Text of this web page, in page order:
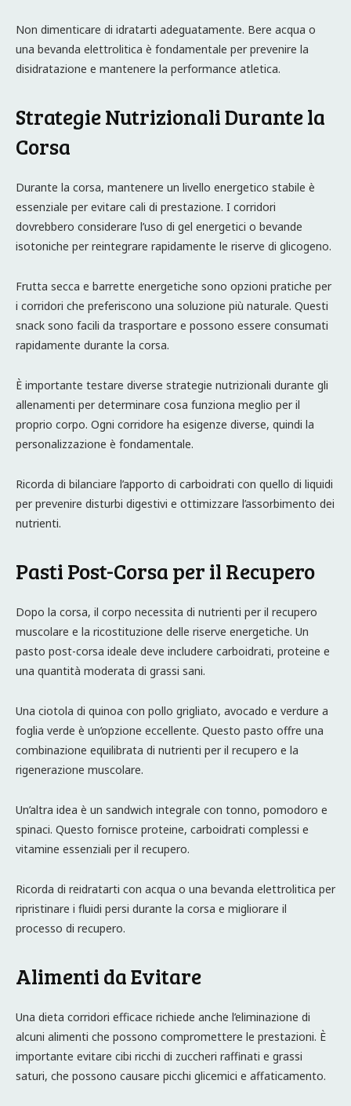
Non dimenticare di idratarti adeguatamente. Bere acqua o
una bevanda elettrolitica è fondamentale per prevenire la
disidratazione e mantenere la performance atletica.
Strategie Nutrizionali Durante la
Corsa
Durante la corsa, mantenere un livello energetico stabile è
essenziale per evitare cali di prestazione. I corridori
dovrebbero considerare l’uso di gel energetici o bevande
isotoniche per reintegrare rapidamente le riserve di glicogeno.
Frutta secca e barrette energetiche sono opzioni pratiche per
i corridori che preferiscono una soluzione più naturale. Questi
snack sono facili da trasportare e possono essere consumati
rapidamente durante la corsa.
È importante testare diverse strategie nutrizionali durante gli
allenamenti per determinare cosa funziona meglio per il
proprio corpo. Ogni corridore ha esigenze diverse, quindi la
personalizzazione è fondamentale.
Ricorda di bilanciare l’apporto di carboidrati con quello di liquidi
per prevenire disturbi digestivi e ottimizzare l’assorbimento dei
nutrienti.
Pasti Post-Corsa per il Recupero
Dopo la corsa, il corpo necessita di nutrienti per il recupero
muscolare e la ricostituzione delle riserve energetiche. Un
pasto post-corsa ideale deve includere carboidrati, proteine e
una quantità moderata di grassi sani.
Una ciotola di quinoa con pollo grigliato, avocado e verdure a
foglia verde è un’opzione eccellente. Questo pasto offre una
combinazione equilibrata di nutrienti per il recupero e la
rigenerazione muscolare.
Un’altra idea è un sandwich integrale con tonno, pomodoro e
spinaci. Questo fornisce proteine, carboidrati complessi e
vitamine essenziali per il recupero.
Ricorda di reidratarti con acqua o una bevanda elettrolitica per
ripristinare i fluidi persi durante la corsa e migliorare il
processo di recupero.
Alimenti da Evitare
Una dieta corridori efficace richiede anche l’eliminazione di
alcuni alimenti che possono compromettere le prestazioni. È
importante evitare cibi ricchi di zuccheri raffinati e grassi
saturi, che possono causare picchi glicemici e affaticamento.